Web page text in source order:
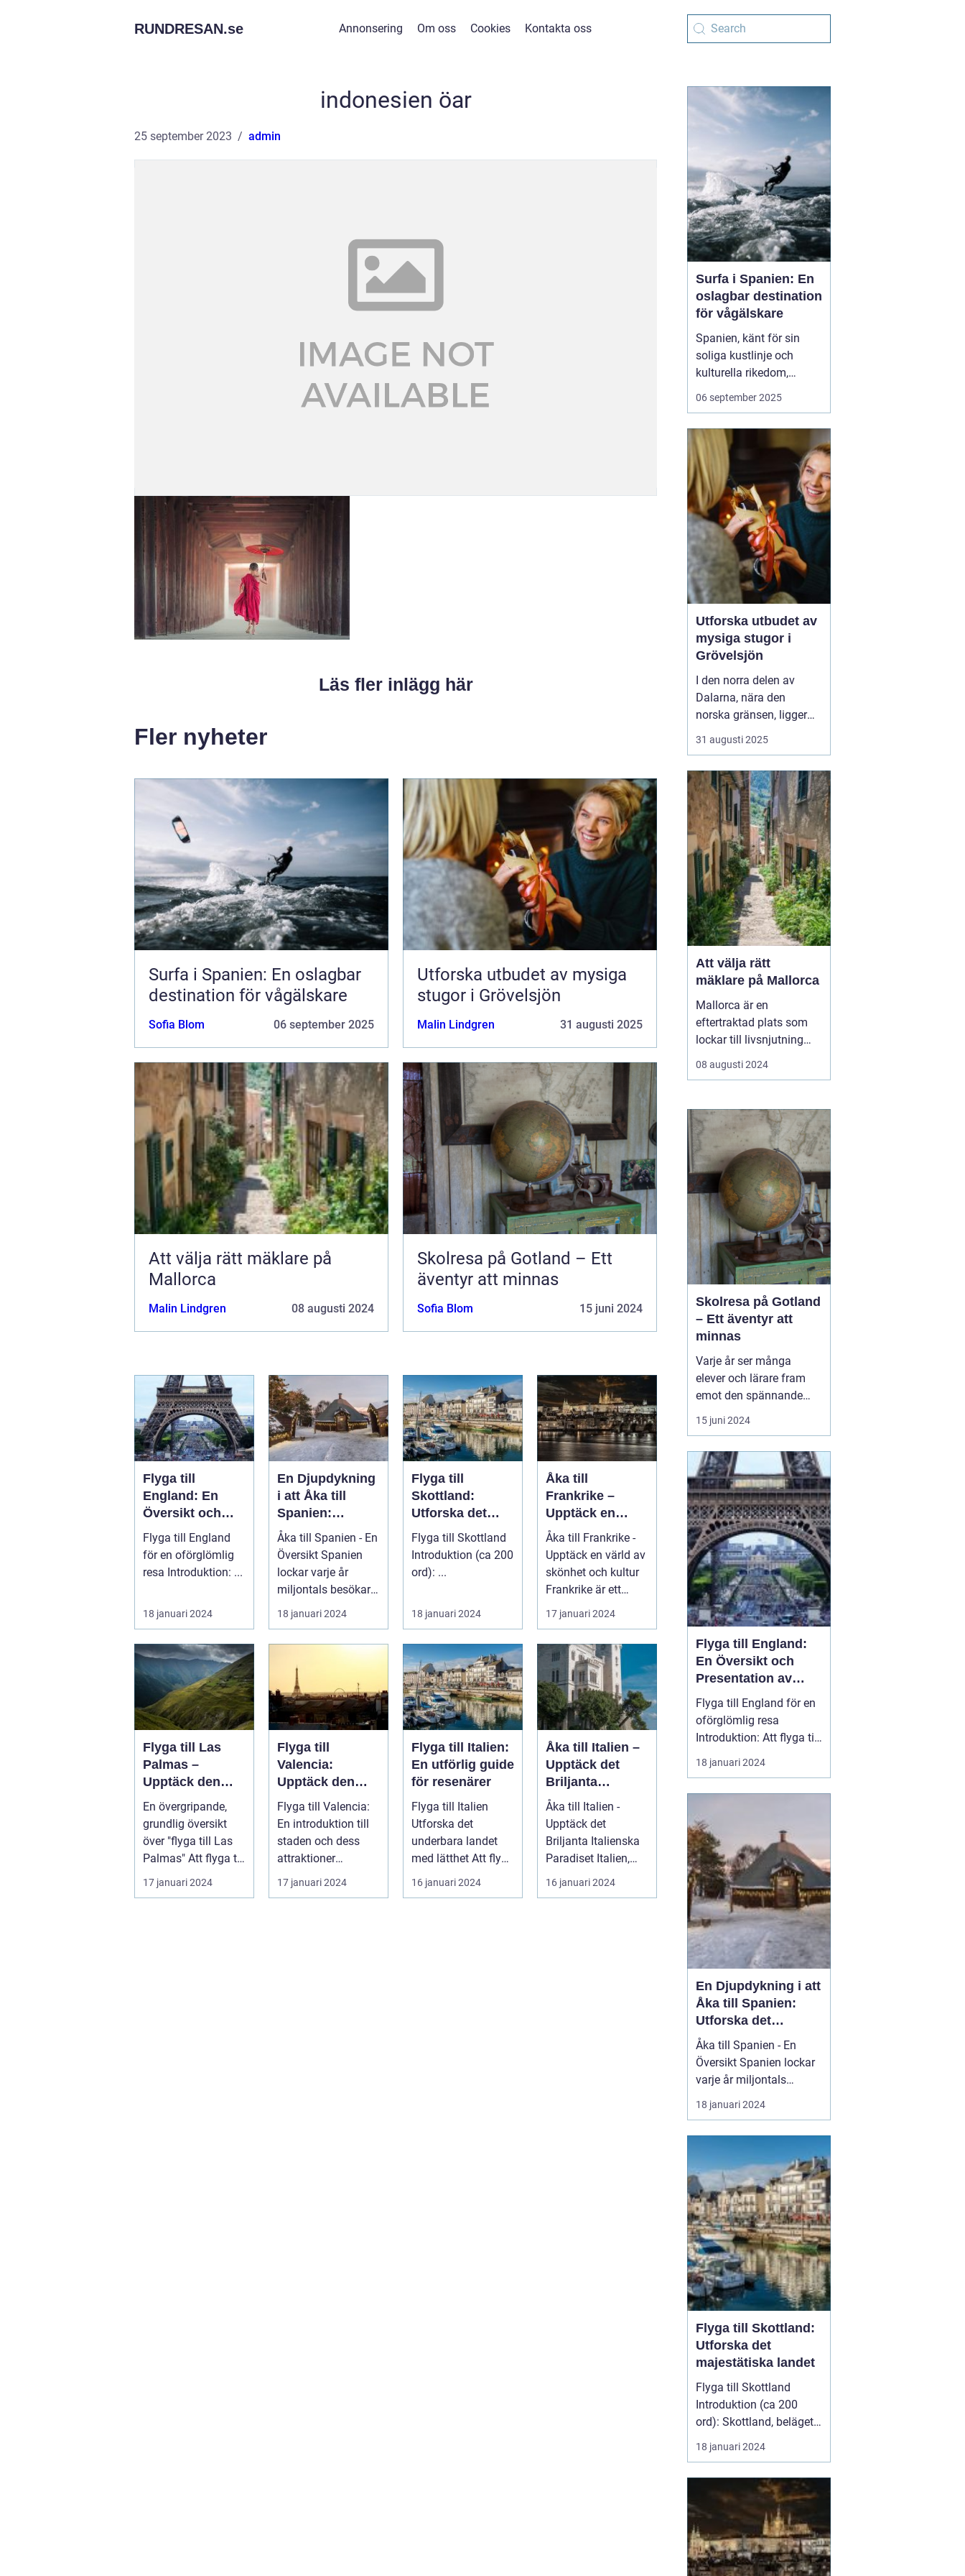
RUNDRESAN.se Annonsering Om oss Cookies Kontakta oss
indonesien öar
25 september 2023 admin
Läs fler inlägg här
Fler nyheter
Surfa i Spanien: En oslagbar
destination för vågälskare
Sofia Blom 06 september 2025
Utforska utbudet av mysiga
stugor i Grövelsjön
Malin Lindgren 31 augusti 2025
Att välja rätt mäklare på
Mallorca
Malin Lindgren 08 augusti 2024
Skolresa på Gotland – Ett
äventyr att minnas
Sofia Blom 15 juni 2024
Flyga till
England: En
Översikt och
Presentation av
Resmöjligheter
Flyga till England
för en oförglömlig
resa Introduktion: ...
18 januari 2024
En Djupdykning
i att Åka till
Spanien:
Utforska det
Mångfacetterade
Spanien
Åka till Spanien - En
Översikt Spanien
lockar varje år
miljontals besökare
med sina
fantastiska str...
18 januari 2024
Flyga till
Skottland:
Utforska det
majestätiska
landet
Flyga till Skottland
Introduktion (ca 200
ord): ...
18 januari 2024
Åka till
Frankrike –
Upptäck en
värld av skönhet
och kultur
Åka till Frankrike -
Upptäck en värld av
skönhet och kultur
Frankrike är ett
fantastiskt land
som l...
17 januari 2024
Flyga till Las
Palmas –
Upptäck den
fascinerande
ögruppen
En övergripande,
grundlig översikt
över "flyga till Las
Palmas" Att flyga till
Las Palmas, beläget
17 januari 2024
Flyga till
Valencia:
Upptäck den
magnifika
staden med sin
rika historia och
kultur
Flyga till Valencia:
En introduktion till
staden och dess
attraktioner
Valencia, den tredje
största...
17 januari 2024
Flyga till Italien:
En utförlig guide
för resenärer
Flyga till Italien
Utforska det
underbara landet
med lätthet Att flyga
till Italien är ett
fantast...
16 januari 2024
Åka till Italien –
Upptäck det
Briljanta
Italienska
Paradiset
Åka till Italien -
Upptäck det
Briljanta Italienska
Paradiset Italien,
känt för sin rika
historia, ...
16 januari 2024
Surfa i Spanien: En
oslagbar destination
för vågälskare
Spanien, känt för sin
soliga kustlinje och
kulturella rikedom,
erbjuder också
fantastiska möjligheter
brusande Atlanten till det
lugnare Medelhavet,
Spanien lockar surfare
från hela vär...
06 september 2025
Utforska utbudet av
mysiga stugor i
Grövelsjön
I den norra delen av
Dalarna, nära den
norska gränsen, ligger
den pittoreska fjällbyn
Grövelsjön. Denna plats
naturälskare och
friluftsentusiaster.
Grövelsjön erbjuder en
spektakul&...
31 augusti 2025
Att välja rätt
mäklare på Mallorca
Mallorca är en
eftertraktad plats som
lockar till livsnjutning
bland kristallklart vatten,
pittoreska landskap och
Föreställ dig en
promenad längs
strandkanten eller ett
glas vino på terrassen
med uts...
08 augusti 2024
Skolresa på Gotland
– Ett äventyr att
minnas
Varje år ser många
elever och lärare fram
emot den spännande
skolresa som blivit en
tradition i det svenska
destination som sticker
ut och erbjuder en
kombination av
historiskt lärande,
fantastisk natur och...
15 juni 2024
Flyga till England:
En Översikt och
Presentation av
Resmöjligheter
Flyga till England för en
oförglömlig resa
Introduktion: Att flyga till
England är en po...
18 januari 2024
En Djupdykning i att
Åka till Spanien:
Utforska det
Mångfacetterade
Spanien
Åka till Spanien - En
Översikt Spanien lockar
varje år miljontals
besökare med sina
fantastiska stränder, rika
varierade geografi och
klimat erbjuder Spanien
något för alla smaker.
Oavsett om du är ute
eft...
18 januari 2024
Flyga till Skottland:
Utforska det
majestätiska landet
Flyga till Skottland
Introduktion (ca 200
ord): Skottland, beläget i
norra delen av Stor...
18 januari 2024